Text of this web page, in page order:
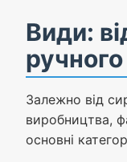
Види:
Залежно від
виробництва,
основні